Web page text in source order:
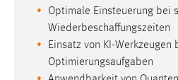
Optimale Einsteuerung bei
Wiederbeschaffungszeiten
Einsatz von KI-Werkzeugen
Optimierungsaufgaben